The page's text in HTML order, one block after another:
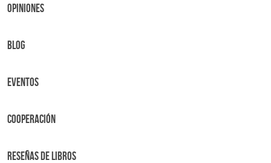
OPINIONES
BLOG
Eventos
Cooperación
Reseñas de libros